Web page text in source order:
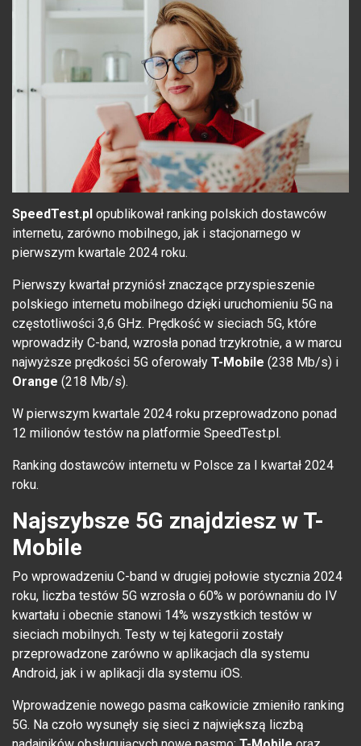
SpeedTest.pl opublikował ranking polskich dostawców
internetu, zarówno mobilnego, jak i stacjonarnego w
pierwszym kwartale 2024 roku.
Pierwszy kwartał przyniósł znaczące przyspieszenie
polskiego internetu mobilnego dzięki uruchomieniu 5G na
częstotliwości 3,6 GHz. Prędkość w sieciach 5G, które
wprowadziły C-band, wzrosła ponad trzykrotnie, a w marcu
najwyższe prędkości 5G oferowały T-Mobile (238 Mb/s) i
Orange (218 Mb/s).
W pierwszym kwartale 2024 roku przeprowadzono ponad
12 milionów testów na platformie SpeedTest.pl.
Ranking dostawców internetu w Polsce za I kwartał 2024
roku.
Najszybsze 5G znajdziesz w T-
Mobile
Po wprowadzeniu C-band w drugiej połowie stycznia 2024
roku, liczba testów 5G wzrosła o 60% w porównaniu do IV
kwartału i obecnie stanowi 14% wszystkich testów w
sieciach mobilnych. Testy w tej kategorii zostały
przeprowadzone zarówno w aplikacjach dla systemu
Android, jak i w aplikacji dla systemu iOS.
Wprowadzenie nowego pasma całkowicie zmieniło ranking
5G. Na czoło wysunęły się sieci z największą liczbą